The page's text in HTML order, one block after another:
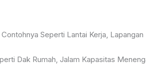
Seperti Lantai Kerja, Lapangan
Dak Rumah, Jalam Kapasitas